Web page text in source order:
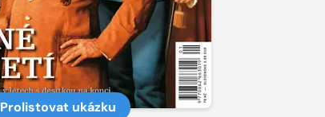
Prolistovat ukázku